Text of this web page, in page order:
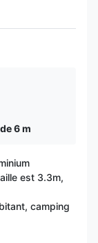
6 m
est 3.3m,
camping